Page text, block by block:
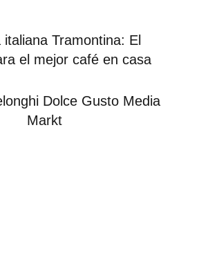
italiana Tramontina: El
el mejor café en casa
Dolce Gusto Media
Markt